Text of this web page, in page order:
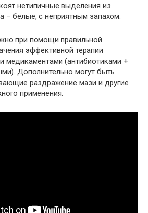
нетипичные выделения из
– белые, с неприятным запахом.
при помощи правильной
эффективной терапии
медикаментами (антибиотиками +
Дополнительно могут быть
раздражение мази и другие
применения.